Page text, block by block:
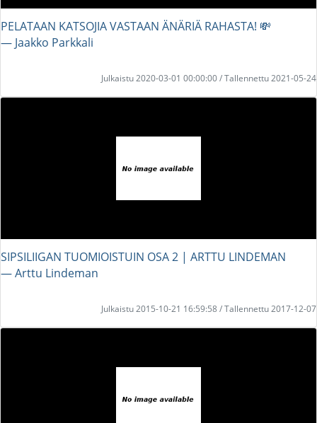
PELATAAN KATSOJIA VASTAAN ÄNÄRIÄ RAHASTA! 💸
― Jaakko Parkkali
Julkaistu 2020-03-01 00:00:00 / Tallennettu 2021-05-24
SIPSILIIGAN TUOMIOISTUIN OSA 2 | ARTTU LINDEMAN
― Arttu Lindeman
Julkaistu 2015-10-21 16:59:58 / Tallennettu 2017-12-07